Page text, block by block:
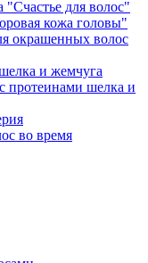
для волос"
кожа головы"
окрашенных волос
и жемчуга
протеинами шелка и
во время